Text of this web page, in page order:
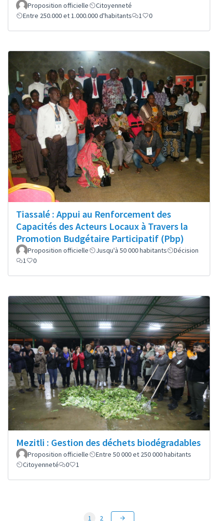
Proposition officielle
Citoyenneté
Entre 250.000 et 1.000.000 d'habitants
1 0
Tiassalé : Appui au Renforcement des
Capacités des Acteurs Locaux à Travers la
Promotion Budgétaire Participatif (Pbp)
Proposition officielle Jusqu'à 50 000 habitants
Décision
1
0
Mezitli : Gestion des déchets biodégradables
Proposition officielle
Entre 50 000 et 250 000 habitants
Citoyenneté
0 1
1 2